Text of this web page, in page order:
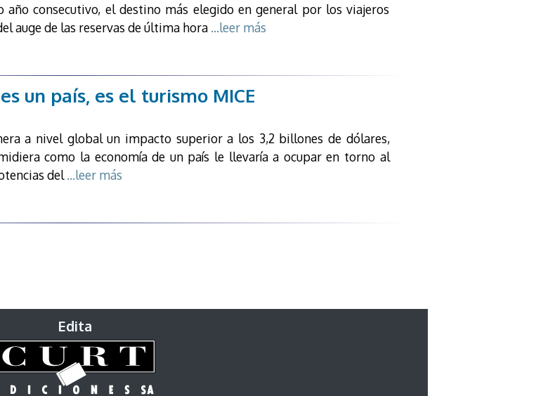
año consecutivo, el destino más elegido en general por los viajeros
auge de las reservas de última hora...leer más
un país, es el turismo MICE
a nivel global un impacto superior a los 3,2 billones de dólares,
como la economía de un país le llevaría a ocupar en torno al
del...leer más
Edita